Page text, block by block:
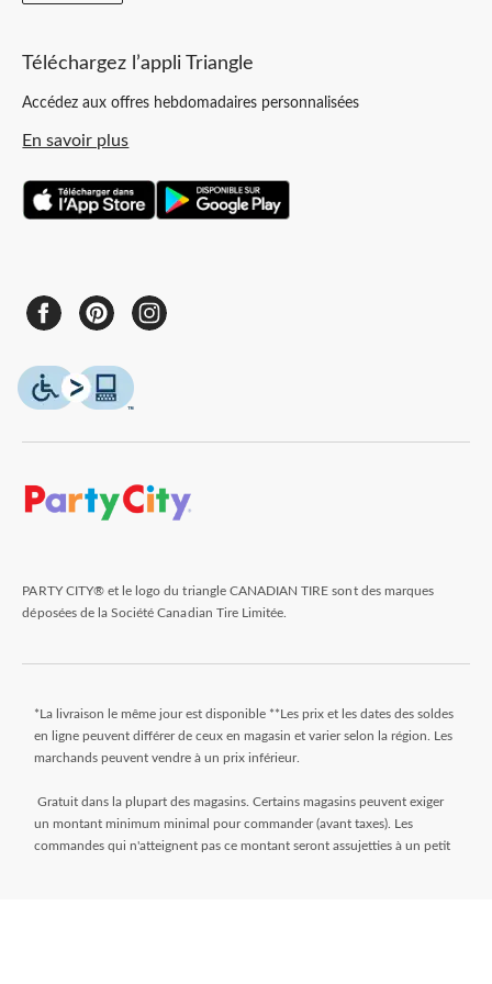
Téléchargez l’appli Triangle
Accédez aux offres hebdomadaires personnalisées
En savoir plus
PARTY CITY® et le logo du triangle CANADIAN TIRE sont des marques
déposées de la Société Canadian Tire Limitée.
*La livraison le même jour est disponible **Les prix et les dates des soldes
en ligne peuvent différer de ceux en magasin et varier selon la région. Les
marchands peuvent vendre à un prix inférieur.
Gratuit dans la plupart des magasins. Certains magasins peuvent exiger
un montant minimum minimal pour commander (avant taxes). Les
commandes qui n'atteignent pas ce montant seront assujetties à un petit